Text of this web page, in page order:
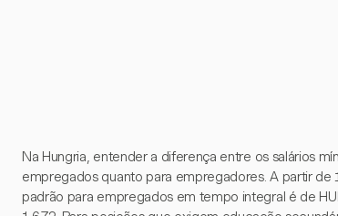
Na Hungria, entender a diferença entre os salários
empregados quanto para empregadores. A partir
padrão para empregados em tempo integral é de